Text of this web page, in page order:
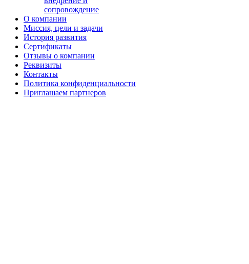
сопровождение
О компании
Миссия, цели и задачи
История развития
Сертификаты
Отзывы о компании
Реквизиты
Контакты
Политика конфиденциальности
Приглашаем партнеров